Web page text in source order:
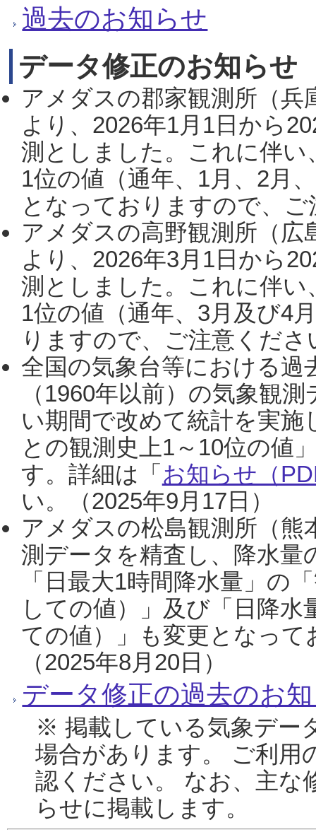
過去のお知らせ
データ修正のお知らせ
アメダスの郡家観測所（
より、2026年1月1日から
測としました。これに伴い
1位の値（通年、1月、2月
となっておりますので、
アメダスの高野観測所（
より、2026年3月1日から
測としました。これに伴い
1位の値（通年、3月及び4
りますので、ご注意くだ
全国の気象台等における過
（1960年以前）の気象観
い期間で改めて統計を実
との観測史上1～10位の値
す。詳細は「 お知らせ（
い。（2025年9月17日）
アメダスの松島観測所（熊
測データを精査し、降水
「日最大1時間降水量」の
しての値）」及び「日降
ての値）」も変更となっ
（2025年8月20日）
データ修正の過去のお
※ 掲載している気象デー
場合があります。 ご利用
認ください。 なお、主な
らせに掲載します。